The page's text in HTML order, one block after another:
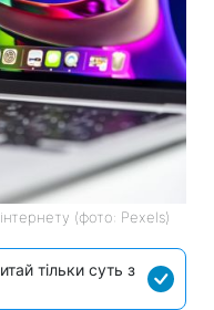
(фото: Pexels)
тільки суть з